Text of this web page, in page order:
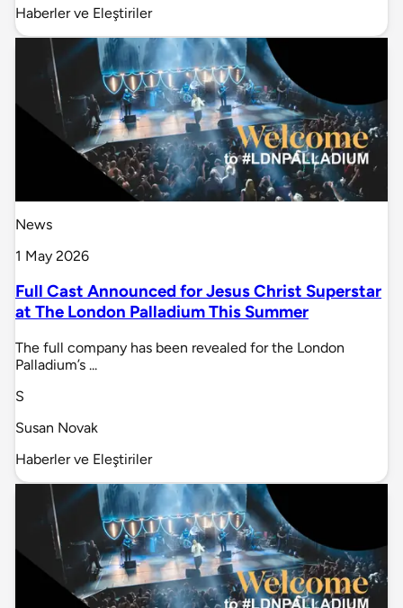
Haberler ve Eleştiriler
News
1 May 2026
Full Cast Announced for Jesus Christ Superstar
at The London Palladium This Summer
The full company has been revealed for the London
Palladium’s ...
S
Susan Novak
Haberler ve Eleştiriler